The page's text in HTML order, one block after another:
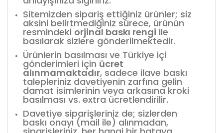
Sitemizden sipariş ettiğiniz ürünler; siz
aksini belirtmediğiniz sürece, ürünün
resmindeki orjinal baskı rengi ile
basılarak sizlere gönderilmektedir.
Ürünlerin basılması ve Türkiye içi
gönderimleri için ücret
alınmamaktadır, sadece ilave baskı
talepleriniz davetiyenin zarfına gelin
damat isimlerinin veya arkasına kroki
basılması vs. extra ücretlendirilir.
Davetiye siparişleriniz de; sizlerden
baskı onayı (mail ile) alınmadan,